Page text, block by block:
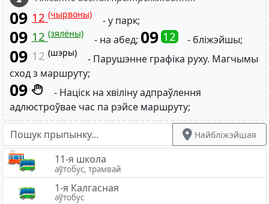
Найбліжэйшая
11-я школа
аўтобус, трамвай
1-я Калгасная
аўтобус
09 12(чырвоны) - у парк;
09 12(зялёны) - на абед; 09 12 - бліжэйшы;
09 12 (шэры)
- Парушэнне графіка руху. Магчымы
сход з маршруту;
09
- Націск на хвіліну адпраўлення
адлюстроўвае час па рэйсе маршруту;